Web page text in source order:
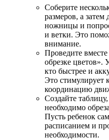
Соберите
размеров, а затем
ножницы и
и ветки. Это
внимание.
Проведите
обрезке цветов».
кто быстрее и
Это стимулирует
координацию
Создайте
необходимо
Пусть ребенок
расписанием и
необходимости.